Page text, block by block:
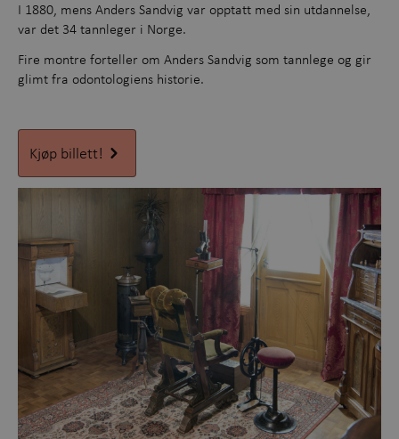
I 1880, mens Anders Sandvig var opptatt med sin utdannelse,
var det 34 tannleger i Norge.
Fire montre forteller om Anders Sandvig som tannlege og gir
glimt fra odontologiens historie.
Kjøp billett!